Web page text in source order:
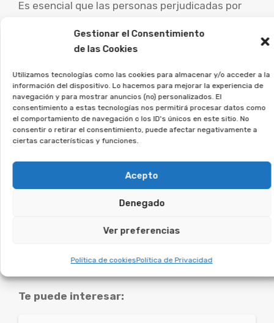
Gestionar el Consentimiento
de las Cookies
Utilizamos tecnologías como las cookies para almacenar y/o acceder a la
información del dispositivo. Lo hacemos para mejorar la experiencia de
navegación y para mostrar anuncios (no) personalizados. El
consentimiento a estas tecnologías nos permitirá procesar datos como
el comportamiento de navegación o los ID's únicos en este sitio. No
consentir o retirar el consentimiento, puede afectar negativamente a
ciertas características y funciones.
Acepto
Denegado
Ver preferencias
Política de cookiesPolítica de Privacidad
Es esencial que las personas perjudicadas por
abogados especialistas para evaluar su caso
La asociación Afeban
ayudamos a los afectados a
recuperar su dinero.
y lo estudiaremos en detalle.
Te puede interesar:
Te puede interesar: